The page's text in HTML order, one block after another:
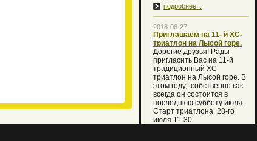
подробнее...
2018-06-27
Приглашаем на 11- й XC-
триатлон на Лысой горе.
Дорогие друзья! Рады
пригласить Вас на 11-й
традиционный XC
триатлон на Лысой горе. В
этом году, собственно как
всегда он состоится в
последнюю субботу июля.
Старт триатлона 28-го
июля 11-30.